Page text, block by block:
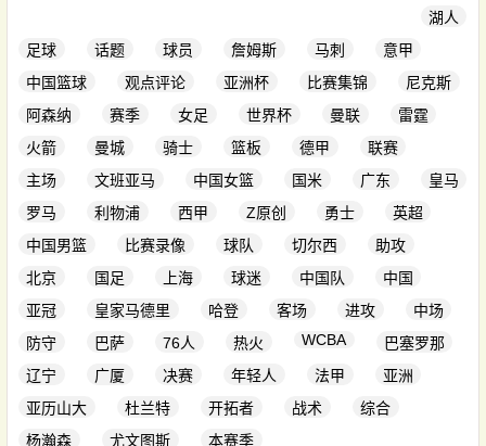
湖人
足球
话题 球员 詹姆斯 马刺
意甲
中国篮球
观点评论 亚洲杯 比赛集锦
尼克斯
阿森纳
赛季 女足 世界杯 曼联
雷霆
火箭
曼城 骑士 篮板 德甲
联赛
主场
文班亚马 中国女篮 国米 广东
皇马
罗马
利物浦 西甲 Z原创 勇士
英超
中国男篮
比赛录像 球队 切尔西
助攻
北京
国足 上海 球迷 中国队
中国
亚冠
皇家马德里 哈登 客场 进攻
中场
防守
巴萨 76人 热火 WCBA
巴塞罗那
辽宁
广厦 决赛 年轻人 法甲
亚洲
亚历山大
杜兰特 开拓者 战术
综合
杨瀚森
尤文图斯 本赛季